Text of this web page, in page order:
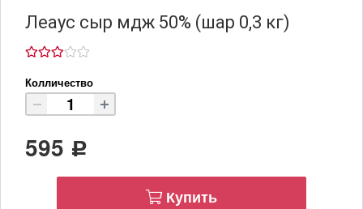
Леаус сыр мдж 50% (шар 0,3 кг)
Колличество
595 Р
Купить